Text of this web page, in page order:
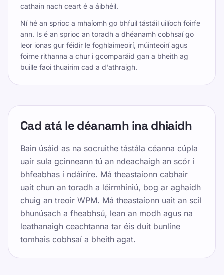
cathain nach ceart é a áibhéil.
Ní hé an sprioc a mhaíomh go bhfuil tástáil uilíoch foirfe
ann. Is é an sprioc an toradh a dhéanamh cobhsaí go
leor ionas gur féidir le foghlaimeoirí, múinteoirí agus
foirne rithanna a chur i gcomparáid gan a bheith ag
buille faoi thuairim cad a d'athraigh.
Cad atá le déanamh ina dhiaidh
Bain úsáid as na socruithe tástála céanna cúpla
uair sula gcinneann tú an ndeachaigh an scór i
bhfeabhas i ndáiríre. Má theastaíonn cabhair
uait chun an toradh a léirmhíniú, bog ar aghaidh
chuig an treoir WPM. Má theastaíonn uait an scil
bhunúsach a fheabhsú, lean an modh agus na
leathanaigh ceachtanna tar éis duit bunlíne
tomhais cobhsaí a bheith agat.